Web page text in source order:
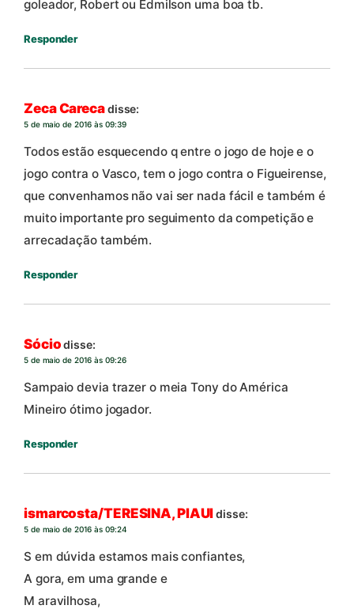
goleador, Robert ou Edmilson uma boa tb.
Responder
Zeca Carecadisse:
5 de maio de 2016 às 09:39
Todos estão esquecendo q entre o jogo de hoje e o
jogo contra o Vasco, tem o jogo contra o Figueirense,
que convenhamos não vai ser nada fácil e também é
muito importante pro seguimento da competição e
arrecadação também.
Responder
Sócio disse:
5 de maio de 2016 às 09:26
Sampaio devia trazer o meia Tony do América
Mineiro ótimo jogador.
Responder
ismarcosta/TERESINA, PIAUIdisse:
5 de maio de 2016 às 09:24
S em dúvida estamos mais confiantes,
A gora, em uma grande e
M aravilhosa,